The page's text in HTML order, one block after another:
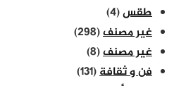
طقس(4)
غير مصنف(298)
غير مصنف(8)
فن و ثقافة(131)